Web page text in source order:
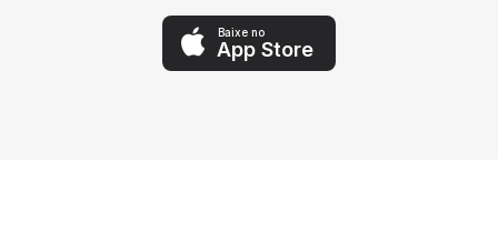
Baixe no
App Store